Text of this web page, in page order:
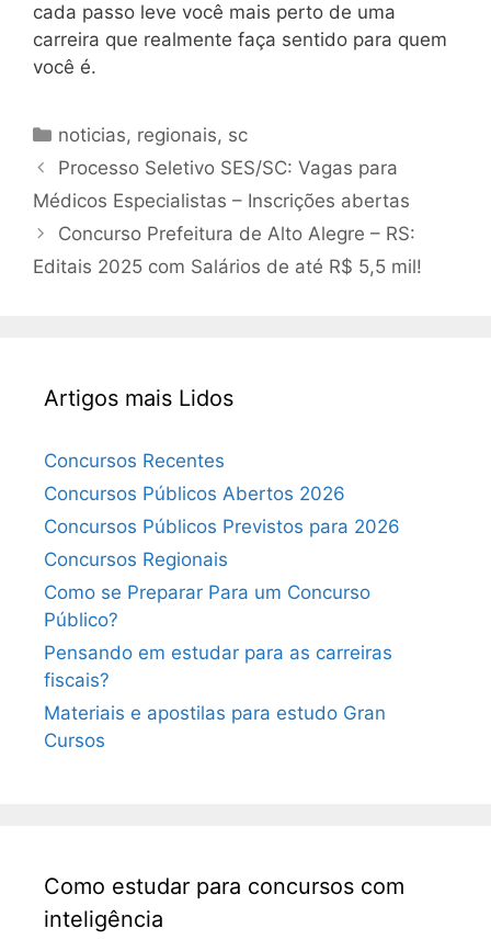
cada passo leve você mais perto de uma
carreira que realmente faça sentido para quem
você é.
Categorias
noticias, regionais, sc
Processo Seletivo SES/SC: Vagas para
Médicos Especialistas – Inscrições abertas
Concurso Prefeitura de Alto Alegre – RS:
Editais 2025 com Salários de até R$ 5,5 mil!
Artigos mais Lidos
Concursos Recentes
Concursos Públicos Abertos 2026
Concursos Públicos Previstos para 2026
Concursos Regionais
Como se Preparar Para um Concurso
Público?
Pensando em estudar para as carreiras
fiscais?
Materiais e apostilas para estudo Gran
Cursos
Como estudar para concursos com
inteligência